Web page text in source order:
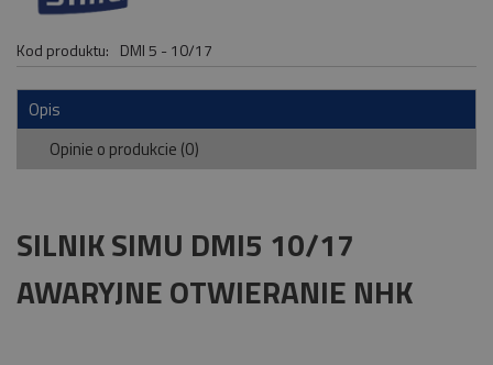
Kod produktu: DMI 5 - 10/17
Opis
Opinie o produkcie (0)
SILNIK SIMU DMI5 10/17
AWARYJNE OTWIERANIE NHK